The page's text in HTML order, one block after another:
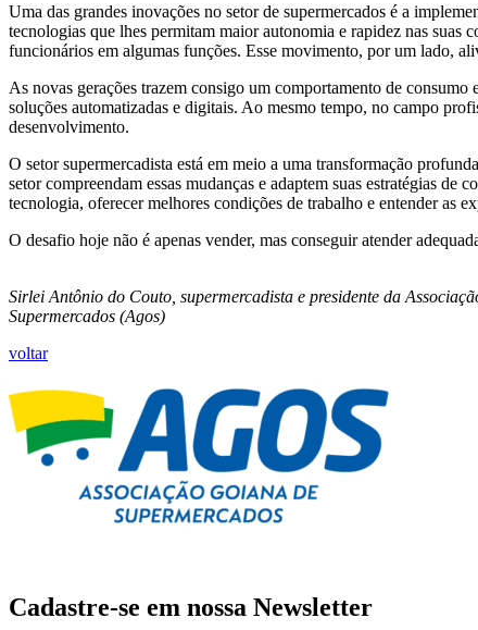
Uma das grandes inovações no setor de supermercados é a
tecnologias que lhes permitam maior autonomia e rapidez nas suas
funcionários em algumas funções. Esse movimento, por um lado,
As novas gerações trazem consigo um comportamento de
soluções automatizadas e digitais. Ao mesmo tempo, no campo
desenvolvimento.
O setor supermercadista está em meio a uma transformação
setor compreendam essas mudanças e adaptem suas estratégias
tecnologia, oferecer melhores condições de trabalho e entender as
O desafio hoje não é apenas vender, mas conseguir atender
Sirlei Antônio do Couto, supermercadista e presidente da
Supermercados (Agos)
voltar
Cadastre-se em nossa Newsletter